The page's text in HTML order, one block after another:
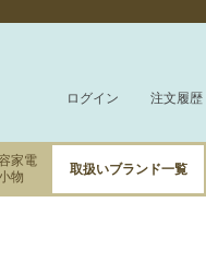
ログイン 注文履歴
家電
物
取扱いブランド一覧